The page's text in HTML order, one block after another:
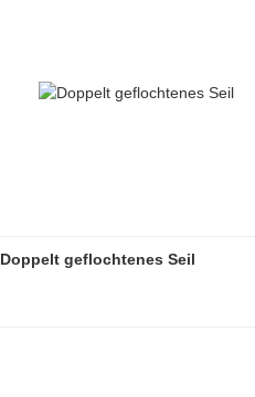
Doppelt geflochtenes Seil